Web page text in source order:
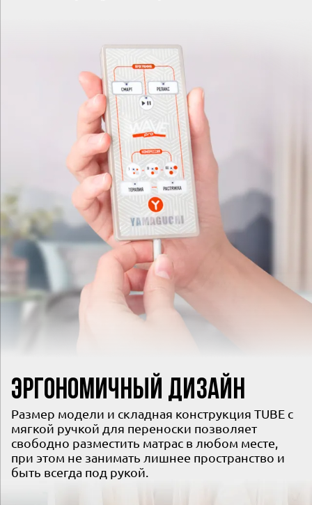
ЭРГОНОМИЧНЫЙ ДИЗАЙН
Размер модели и складная конструкция TUBE с
мягкой ручкой для переноски позволяет
свободно разместить матрас в любом месте,
при этом не занимать лишнее пространство и
быть всегда под рукой.